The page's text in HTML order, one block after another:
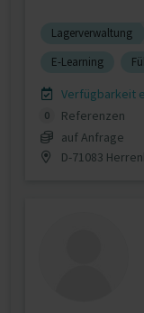
Lagerverwaltung
E-Learning
Verfügbarkeit
0
Referenzen
auf Anfrage
D-71083